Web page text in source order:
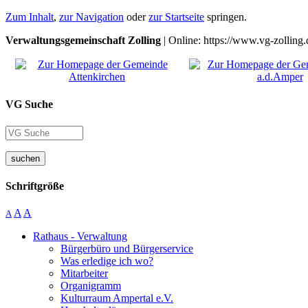
Zum Inhalt, zur Navigation oderzur Startseite springen.
Verwaltungsgemeinschaft Zolling | Online: https://www.vg-
VG Suche
suchen
Schriftgröße
A A A
Rathaus - Verwaltung
Bürgerbüro und Bürgerservice
Was erledige ich wo?
Mitarbeiter
Organigramm
Kulturraum Ampertal e.V.